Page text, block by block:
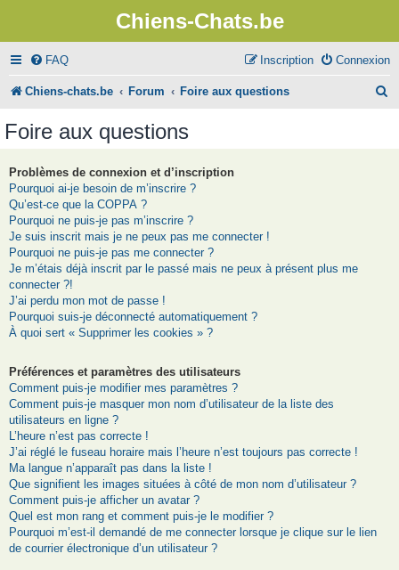
Chiens-Chats.be
FAQ Connexion
Inscription
Chiens-chats.be Forum Foire aux questions
Foire aux questions
Problèmes de connexion et d’inscription
Pourquoi ai-je besoin de m’inscrire ?
Qu’est-ce que la COPPA ?
Pourquoi ne puis-je pas m’inscrire ?
Je suis inscrit mais je ne peux pas me connecter !
Pourquoi ne puis-je pas me connecter ?
Je m’étais déjà inscrit par le passé mais ne peux à présent plus me
connecter ?!
J’ai perdu mon mot de passe !
Pourquoi suis-je déconnecté automatiquement ?
À quoi sert « Supprimer les cookies » ?
Préférences et paramètres des utilisateurs
Comment puis-je modifier mes paramètres ?
Comment puis-je masquer mon nom d’utilisateur de la liste des
utilisateurs en ligne ?
L’heure n’est pas correcte !
J’ai réglé le fuseau horaire mais l’heure n’est toujours pas correcte !
Ma langue n’apparaît pas dans la liste !
Que signifient les images situées à côté de mon nom d’utilisateur ?
Comment puis-je afficher un avatar ?
Quel est mon rang et comment puis-je le modifier ?
Pourquoi m’est-il demandé de me connecter lorsque je clique sur le lien
de courrier électronique d’un utilisateur ?